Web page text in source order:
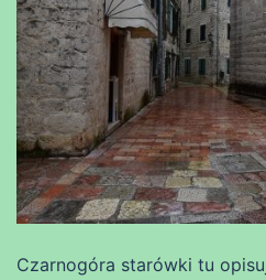
Czarnogóra starówki tu